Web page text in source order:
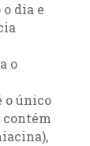
dia e
o
o único